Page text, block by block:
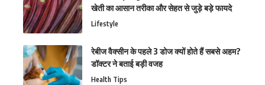
खेती का आसान तरीका और सेहत से जुड़े बड़े फायदे
Lifestyle
रेबीज वैक्सीन के पहले 3 डोज क्यों होते हैं सबसे अहम?
डॉक्टर ने बताई बड़ी वजह
Health Tips